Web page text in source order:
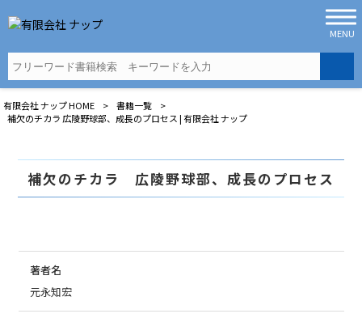
MENU
有限会社 ナップHOME > 書籍一覧
>
補欠のチカラ 広陵野球部、成長のプロセス | 有限会社 ナップ
補欠のチカラ 広陵野球部、成長のプロセス
著者名
元永知宏